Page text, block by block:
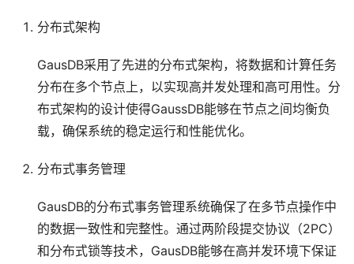
分布式架构
GausDB采用了先进的分布式架构，将数据和计算任务
分布在多个节点上，以实现高并发处理和高可用性。分
布式架构的设计使得GaussDB能够在节点之间均衡负
载，确保系统的稳定运行和性能优化。
分布式事务管理
GausDB的分布式事务管理系统确保了在多节点操作中
的数据一致性和完整性。通过两阶段提交协议（2PC）
和分布式锁等技术，GausDB能够在高并发环境下保证